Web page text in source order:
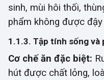
sinh, mùi hôi thối,
phẩm không được đậy
1.1.3. Tập tính sống
Cơ chế ăn đặc biệt:
hút được chất lỏng,